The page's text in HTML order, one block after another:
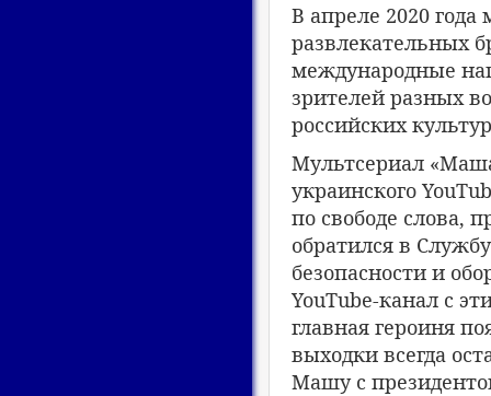
В апреле 2020
развлекательных
международные
зрителей разных
российских
Мультсериал
украинского
по свободе слова,
обратился в
безопасности и
YouTube-канал с
главная героиня
выходки всегда
Машу с